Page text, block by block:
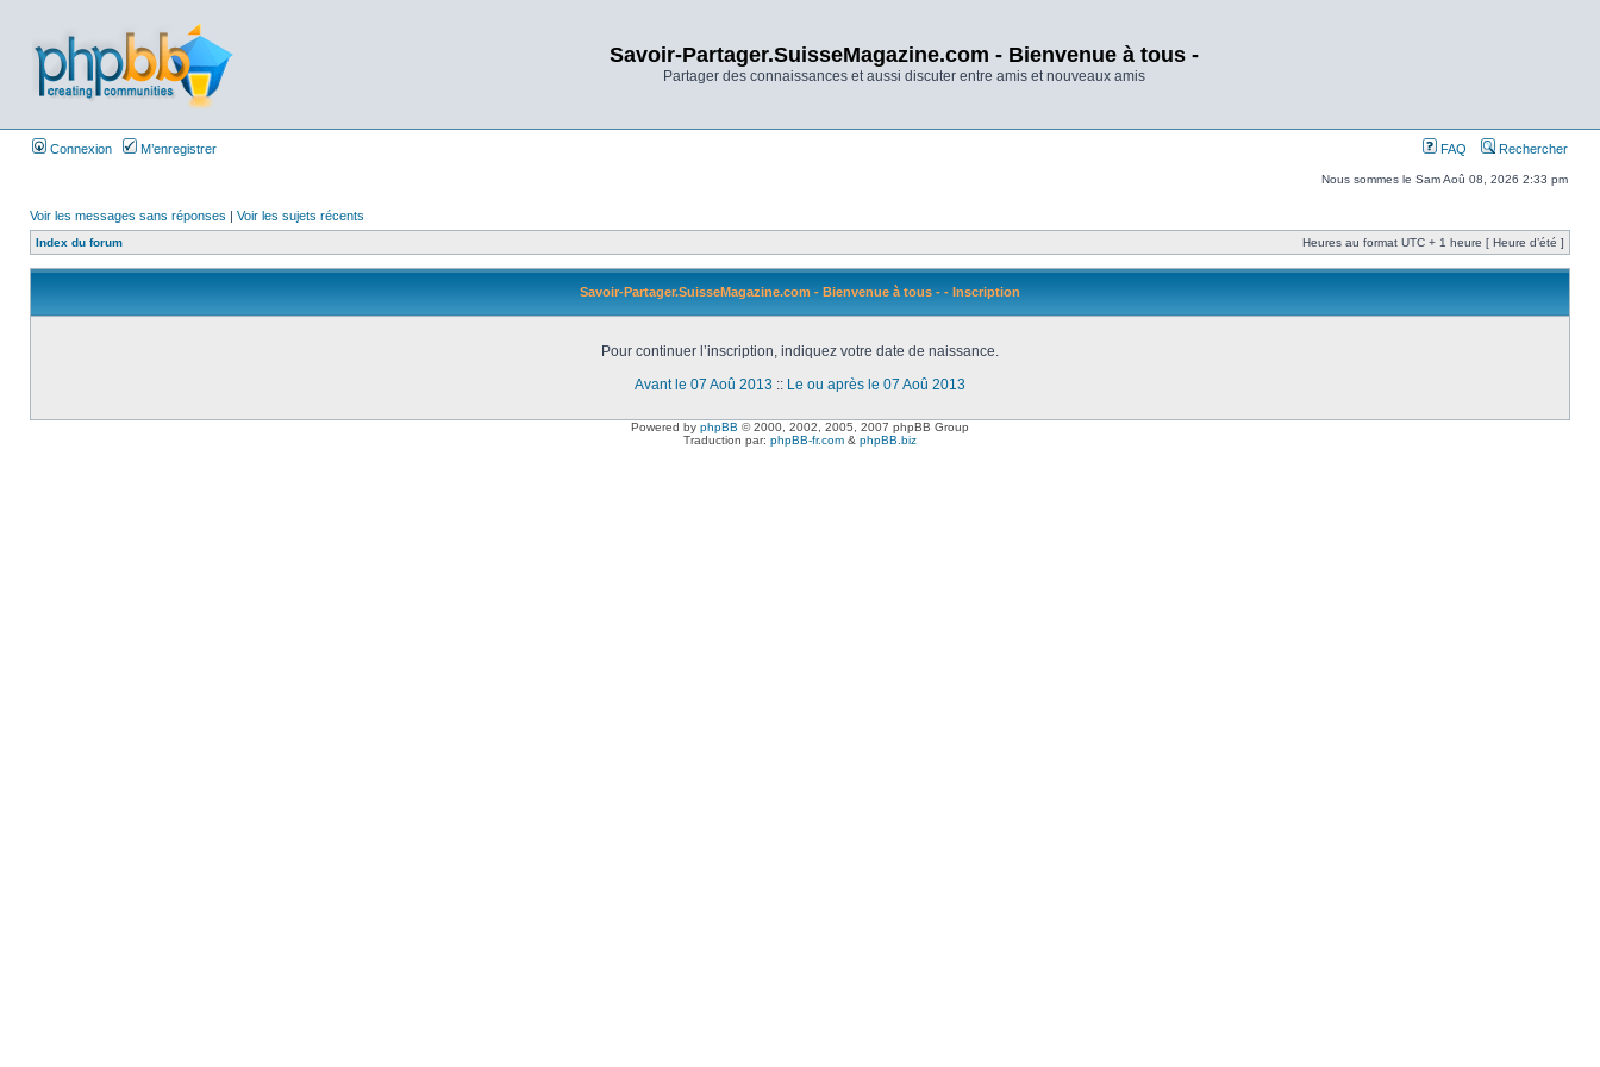
Savoir-Partager.SuisseMagazine.com - Bienvenue à tous -
Partager des connaissances et aussi discuter entre amis et nouveaux amis
Connexion M’enregistrer FAQ Rechercher
Nous sommes le Sam Aoû 08, 2026 2:33 pm
Voir les messages sans réponses | Voir les sujets récents
Index du forum Heures au format UTC + 1 heure [ Heure d’été ]
Savoir-Partager.SuisseMagazine.com - Bienvenue à tous - - Inscription
Pour continuer l’inscription, indiquez votre date de naissance.
Avant le 07 Aoû 2013 :: Le ou après le 07 Aoû 2013
Powered by phpBB © 2000, 2002, 2005, 2007 phpBB Group
Traduction par: phpBB-fr.com & phpBB.biz